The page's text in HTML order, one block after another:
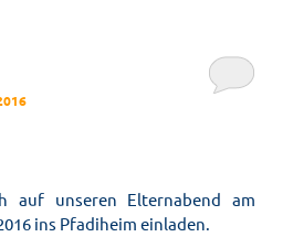
auf unseren Elternabend am
ins Pfadiheim einladen.